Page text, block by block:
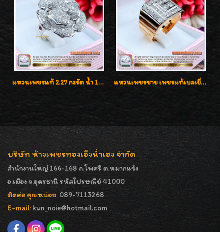
แหวนเพชรแท้ 2.27 กะรัต น้ำ 100% เบลเยี่ยมคัท ลวดลายดอกกุหลาบหรู แหวนเพชรชาย เพชรแท้เบลเยี่ยมคัท น้ำ100% D-Color/VVS 2.46 กะรัต
บริษัท ห้างเพชรทองเอ็งน่ำเฮง จำกัด
สำนักงานใหญ่ 166-168 ถ.โพศรี ต.หมากแข้ง
อ.เมือง จ.อุดรธานี รหัสไปรษณีย์ 41000
ติดต่อ คุณหน่อย 089-7113268
E-mail: kun_noie@hotmail.com